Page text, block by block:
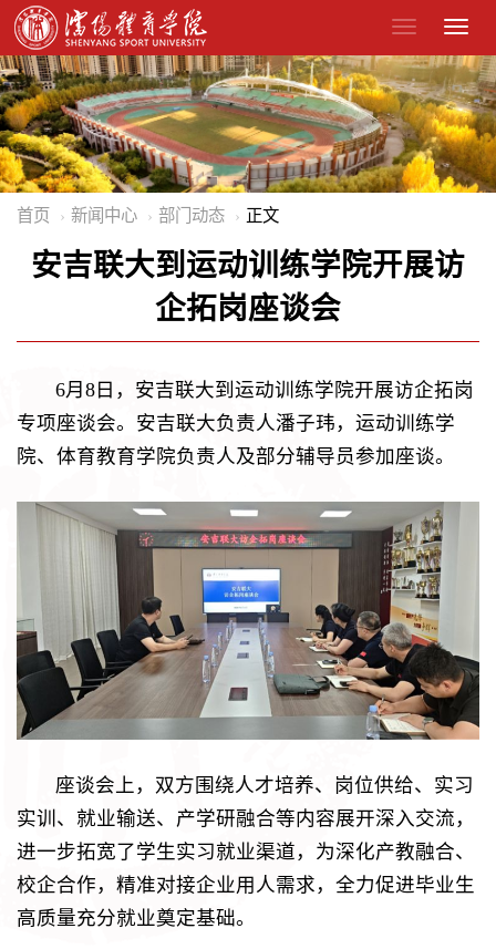
首页 新闻中心 部门动态 正文
安吉联大到运动训练学院开展访
企拓岗座谈会
6月8日，安吉联大到运动训练学院开展访企拓岗
专项座谈会。安吉联大负责人潘子玮，运动训练学
院、体育教育学院负责人及部分辅导员参加座谈。
座谈会上，双方围绕人才培养、岗位供给、实习
实训、就业输送、产学研融合等内容展开深入交流，
进一步拓宽了学生实习就业渠道，为深化产教融合、
校企合作，精准对接企业用人需求，全力促进毕业生
高质量充分就业奠定基础。